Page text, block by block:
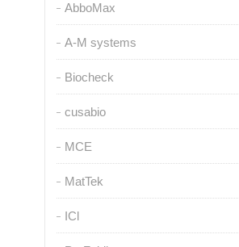
AbboMax
A-M systems
Biocheck
cusabio
MCE
MatTek
ICl